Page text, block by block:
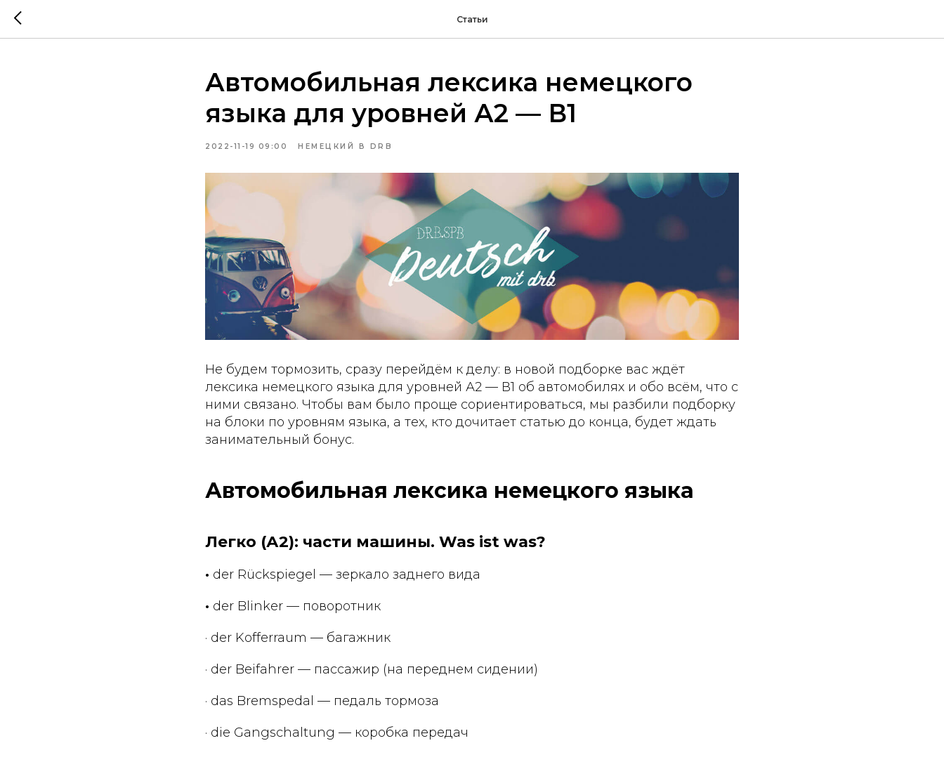
Статьи
Автомобильная лексика немецкого
языка для уровней А2 — В1
2022-11-19 09:00 НЕМЕЦКИЙ В DRB
Не будем тормозить, сразу перейдём к делу: в новой подборке вас ждёт
лексика немецкого языка для уровней А2 — В1 об автомобилях и обо всём, что с
ними связано. Чтобы вам было проще сориентироваться, мы разбили подборку
на блоки по уровням языка, а тех, кто дочитает статью до конца, будет ждать
занимательный бонус.
Автомобильная лексика немецкого языка
Легко (А2): части машины. Was ist was?
· der Rückspiegel — зеркало заднего вида
· der Blinker — поворотник
· der Kofferraum — багажник
· der Beifahrer — пассажир (на переднем сидении)
· das Bremspedal — педаль тормоза
· die Gangschaltung — коробка передач